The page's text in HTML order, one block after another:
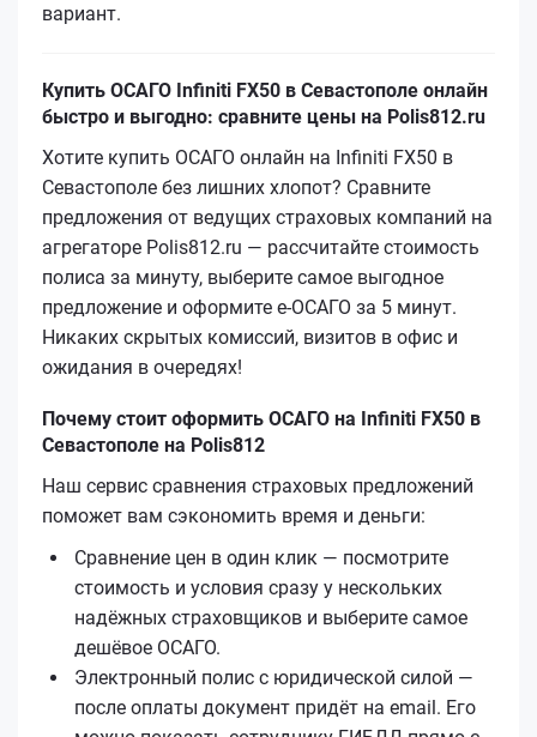
вариант.
Купить ОСАГО Infiniti FX50 в Севастополе онлайн
быстро и выгодно: сравните цены на Polis812.ru
Хотите купить ОСАГО онлайн на Infiniti FX50 в
Севастополе без лишних хлопот? Сравните
предложения от ведущих страховых компаний на
агрегаторе Polis812.ru — рассчитайте стоимость
полиса за минуту, выберите самое выгодное
предложение и оформите е‑ОСАГО за 5 минут.
Никаких скрытых комиссий, визитов в офис и
ожидания в очередях!
Почему стоит оформить ОСАГО на Infiniti FX50 в
Севастополе на Polis812
Наш сервис сравнения страховых предложений
поможет вам сэкономить время и деньги:
Сравнение цен в один клик — посмотрите
стоимость и условия сразу у нескольких
надёжных страховщиков и выберите самое
дешёвое ОСАГО.
Электронный полис с юридической силой —
после оплаты документ придёт на email. Его